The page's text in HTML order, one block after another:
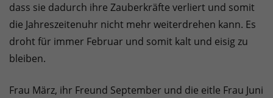
dass sie dadurch ihre Zauberkräfte verliert und somit
die Jahreszeitenuhr nicht mehr weiterdrehen kann. Es
droht für immer Februar und somit kalt und eisig zu
bleiben.
Frau März, ihr Freund September und die eitle Frau Juni